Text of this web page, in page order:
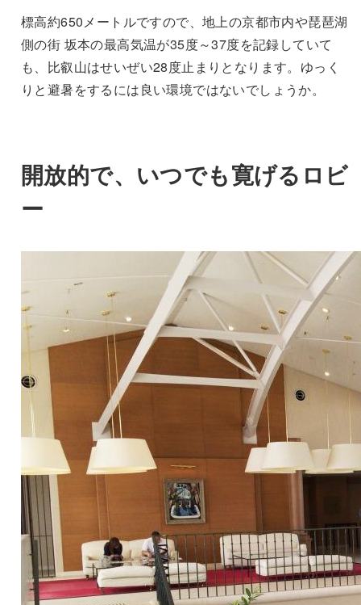
標高約650メートルですので、地上の京都市内や琵琶湖
側の街 坂本の最高気温が35度～37度を記録していて
も、比叡山はせいぜい28度止まりとなります。ゆっく
りと避暑をするには良い環境ではないでしょうか。
開放的で、いつでも寛げるロビ
ー